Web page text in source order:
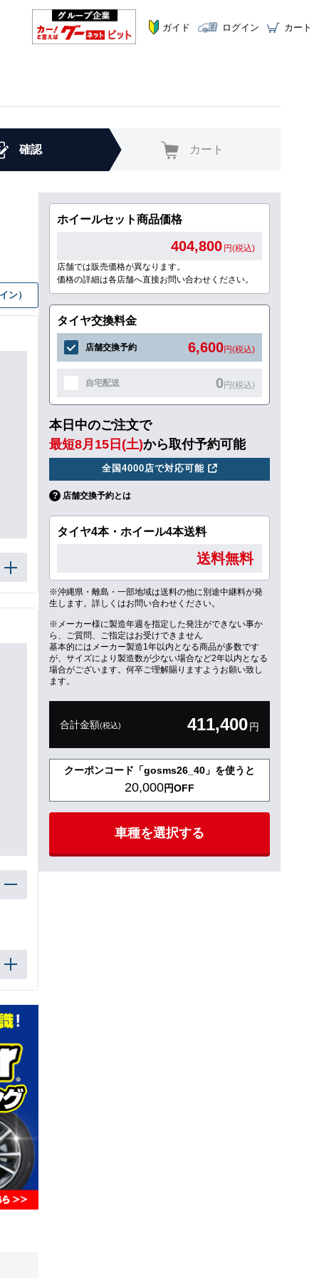
ガイド ログイン カート
確認 カート
ン）
ホイールセット商品価格
404,800 円(税込)
店舗では販売価格が異なります。
価格の詳細は各店舗へ直接お問い合わせください。
タイヤ交換料金
店舗交換予約 6,600円(税込)
自宅配送 0円(税込)
本日中のご注文で
最短8月15日(土)から取付予約可能
全国4000店で対応可能
店舗交換予約とは
タイヤ4本・ホイール4本送料
送料無料
※沖縄県・離島・一部地域は送料の他に別途中継料が発
生します。詳しくはお問い合わせください。
※メーカー様に製造年週を指定した発注ができない事か
ら、ご質問、ご指定はお受けできません
基本的にはメーカー製造1年以内となる商品が多数です
が、サイズにより製造数が少ない場合など2年以内となる
場合がございます。何卒ご理解賜りますようお願い致し
ます。
合計金額(税込) 411,400円
クーポンコード「gosms26_40」を使うと
20,000円OFF
車種を選択する